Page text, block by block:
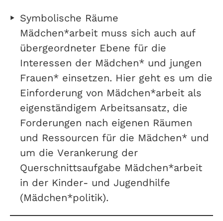
Symbolische Räume
Mädchen*arbeit muss sich auch auf
übergeordneter Ebene für die
Interessen der Mädchen* und jungen
Frauen* einsetzen. Hier geht es um die
Einforderung von Mädchen*arbeit als
eigenständigem Arbeitsansatz, die
Forderungen nach eigenen Räumen
und Ressourcen für die Mädchen* und
um die Verankerung der
Querschnittsaufgabe Mädchen*arbeit
in der Kinder- und Jugendhilfe
(Mädchen*politik).